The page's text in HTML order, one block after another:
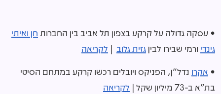
• עסקה גדולה על קרקע בצפון תל אביב בין החברות חן ואיתי
גינדי ורמי שבירו לבין גזית גלוב | לקריאה
• אקרו נדל"ן, הפניקס ויובלים רכשו קרקע במתחם הסיטי
בת"א ב-73 מיליון שקל |
לקריאה